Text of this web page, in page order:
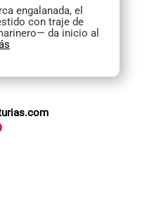
engalanada, el
con traje de
da inicio al